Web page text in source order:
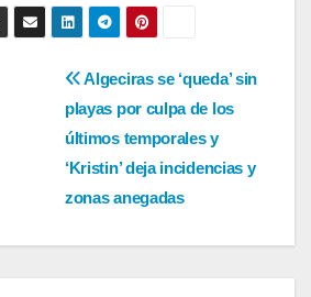
Algeciras se ‘queda’ sin
playas por culpa de los
últimos temporales y
‘Kristin’ deja incidencias y
zonas anegadas